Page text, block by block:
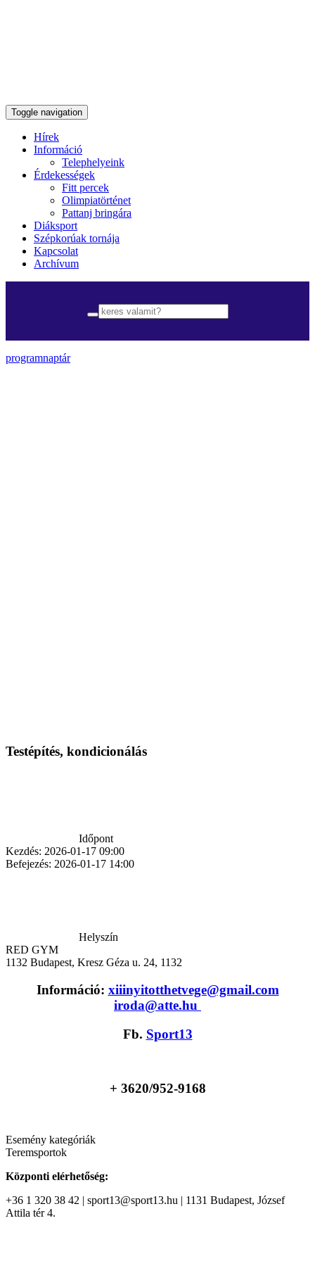
Toggle navigation
Hírek
Információ
Telephelyeink
Érdekességek
Fitt percek
Olimpiatörténet
Pattanj bringára
Diáksport
Szépkorúak tornája
Kapcsolat
Archívum
programnaptár
Testépítés, kondicionálás
Időpont
Kezdés: 2026-01-17 09:00
Befejezés: 2026-01-17 14:00
Helyszín
RED GYM
1132 Budapest, Kresz Géza u. 24, 1132
Információ: xiiinyitotthetvege@gmail.com
iroda@atte.hu
Fb. Sport13
+ 3620/952-9168
Esemény kategóriák
Teremsportok
Központi elérhetőség:
+36 1 320 38 42 | sport13@sport13.hu | 1131 Budapest, József
Attila tér 4.